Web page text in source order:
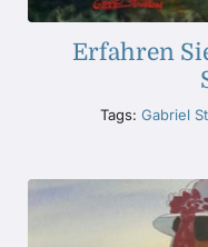
Erfahren
Tags: Gabriel